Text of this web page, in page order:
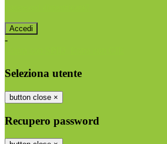
-
Seleziona utente
button close ×
Recupero password